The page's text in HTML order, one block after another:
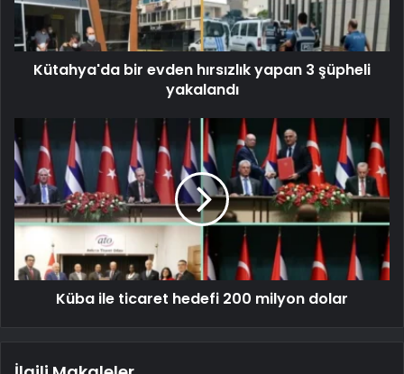
Kütahya'da bir evden hırsızlık yapan 3 şüpheli
yakalandı
Küba ile ticaret hedefi 200 milyon dolar